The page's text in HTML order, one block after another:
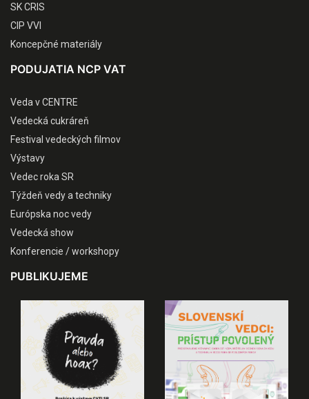
SK CRIS
CIP VVI
Koncepčné materiály
PODUJATIA NCP VAT
Veda v CENTRE
Vedecká cukráreň
Festival vedeckých filmov
Výstavy
Vedec roka SR
Týždeň vedy a techniky
Európska noc vedy
Vedecká show
Konferencie / workshopy
PUBLIKUJEME